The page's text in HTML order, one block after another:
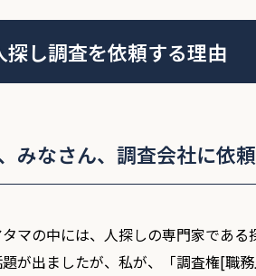
し調査を依頼する理由
みなさん、調査会社に依
マの中には、人探しの専門家である
が出ましたが、私が、「調査権[職